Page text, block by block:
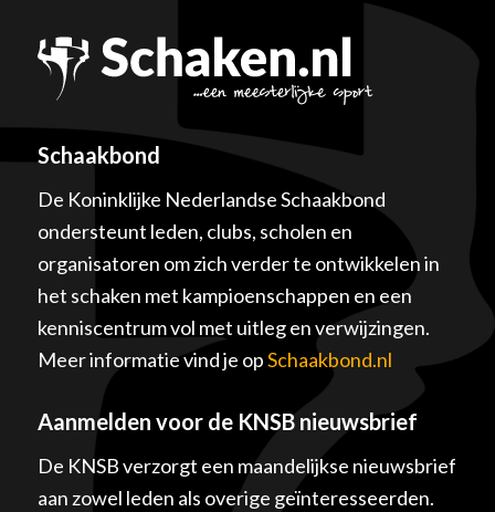
Schaakbond
De Koninklijke Nederlandse Schaakbond
ondersteunt leden, clubs, scholen en
organisatoren om zich verder te ontwikkelen in
het schaken met kampioenschappen en een
kenniscentrum vol met uitleg en verwijzingen.
Meer informatie vind je opSchaakbond.nl
Aanmelden voor de KNSB nieuwsbrief
De KNSB verzorgt een maandelijkse nieuwsbrief
aan zowel leden als overige geïnteresseerden.